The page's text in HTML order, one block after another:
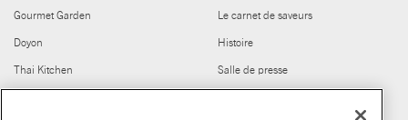
Gourmet Garden
Doyon
Thai Kitchen
Le carnet de saveurs
Histoire
Salle de presse